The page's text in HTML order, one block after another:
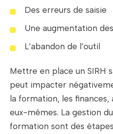
Des erreurs de saisie
Une augmentation
L’abandon de l’outil
Mettre en place un SIRH
peut impacter
la formation, les finances,
eux-mêmes. La gestion
formation sont des